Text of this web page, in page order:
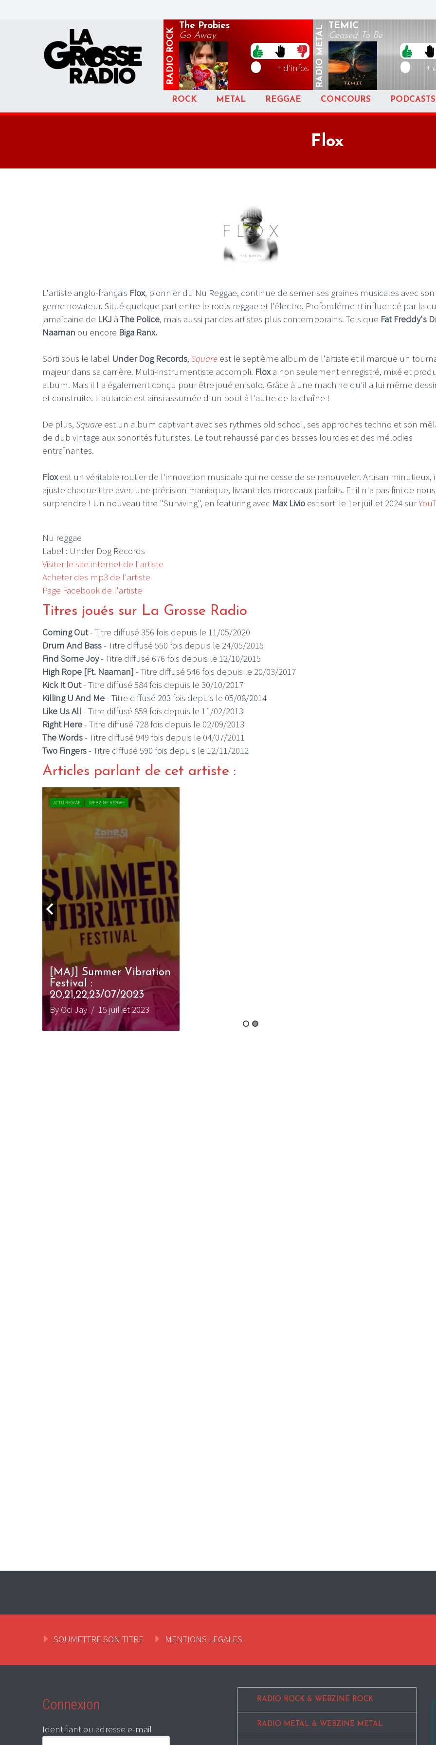
RADIO
ROCK
The Probies
Go Away
+ d'infos RADIO
METAL
TEMIC
Ceased To Be
+
ROCK METAL REGGAE CONCOURS PODCASTS
Flox
L'artiste anglo-français Flox, pionnier du Nu Reggae, continue de semer ses graines musicales avec son
genre novateur. Situé quelque part entre le roots reggae et l'électro. Profondément influencé par la
jamaïcaine de LKJ à The Police, mais aussi par des artistes plus contemporains. Tels que Fat Freddy's
Naaman ou encore Biga Ranx.
Sorti sous le label Under Dog Records, Square est le septième album de l'artiste et il marque un
majeur dans sa carrière. Multi-instrumentiste accompli. Floxa non seulement enregistré, mixé et
album. Mais il l'a également conçu pour être joué en solo. Grâce à une machine qu'il a lui même
et construite. L'autarcie est ainsi assumée d'un bout à l'autre de la chaîne !
De plus, Square est un album captivant avec ses rythmes old school, ses approches techno et son
de dub vintage aux sonorités futuristes. Le tout rehaussé par des basses lourdes et des mélodies
entraînantes.
Floxest un véritable routier de l'innovation musicale qui ne cesse de se renouveler. Artisan minutieux,
ajuste chaque titre avec une précision maniaque, livrant des morceaux parfaits. Et il n'a pas fini de nous
surprendre ! Un nouveau titre "Surviving", en featuring avec Max Livio est sorti le 1er juillet 2024 sur
Nu reggae
Label : Under Dog Records
Visiter le site internet de l'artiste
Acheter des mp3 de l'artiste
Page Facebook de l'artiste
Titres joués sur La Grosse Radio
Coming Out- Titre diffusé 356 fois depuis le 11/05/2020
Drum And Bass- Titre diffusé 550 fois depuis le 24/05/2015
Find Some Joy- Titre diffusé 676 fois depuis le 12/10/2015
High Rope [Ft. Naaman] - Titre diffusé 546 fois depuis le 20/03/2017
Kick It Out- Titre diffusé 584 fois depuis le 30/10/2017
Killing U And Me- Titre diffusé 203 fois depuis le 05/08/2014
Like Us All- Titre diffusé 859 fois depuis le 11/02/2013
Right Here- Titre diffusé 728 fois depuis le 02/09/2013
The Words- Titre diffusé 949 fois depuis le 04/07/2011
Two Fingers- Titre diffusé 590 fois depuis le 12/11/2012
Articles parlant de cet artiste :
ACTU REGGAE WEBZINE REGGAE
[MAJ] Summer Vibration
Festival :
20,21,22,23/07/2023
By Oci Jay / 15 juillet 2023
LE GROS RIFFIFI
LE GROS RIFFIFI –
Christmas Riffifi 2025 !!!
SOUMETTRE SON TITRE MENTIONS LEGALES
Connexion
Identifiant ou adresse e-mail
RADIO ROCK & WEBZINE ROCK
RADIO METAL & WEBZINE METAL